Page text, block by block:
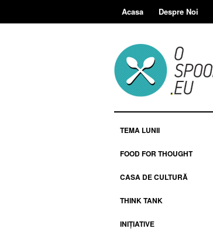
Acasa Despre Noi
TEMA LUNII
FOOD FOR THOUGHT
CASA DE CULTURĂ
THINK TANK
INIȚIATIVE